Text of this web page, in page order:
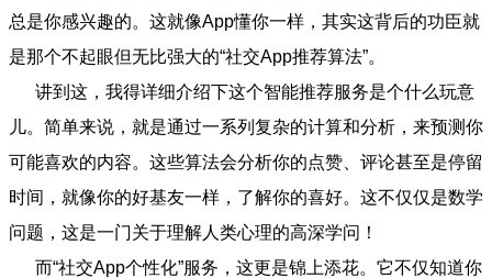
总是你感兴趣的。这就像App懂你一样，其实这背后的功臣就
是那个不起眼但无比强大的“社交App推荐算法”。
讲到这，我得详细介绍下这个智能推荐服务是个什么玩意
儿。简单来说，就是通过一系列复杂的计算和分析，来预测你
可能喜欢的内容。这些算法会分析你的点赞、评论甚至是停留
时间，就像你的好基友一样，了解你的喜好。这不仅仅是数学
问题，这是一门关于理解人类心理的高深学问！
而“社交App个性化”服务，这更是锦上添花。它不仅知道你